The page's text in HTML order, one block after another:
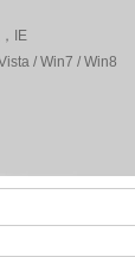
IE
/ Win7 / Win8